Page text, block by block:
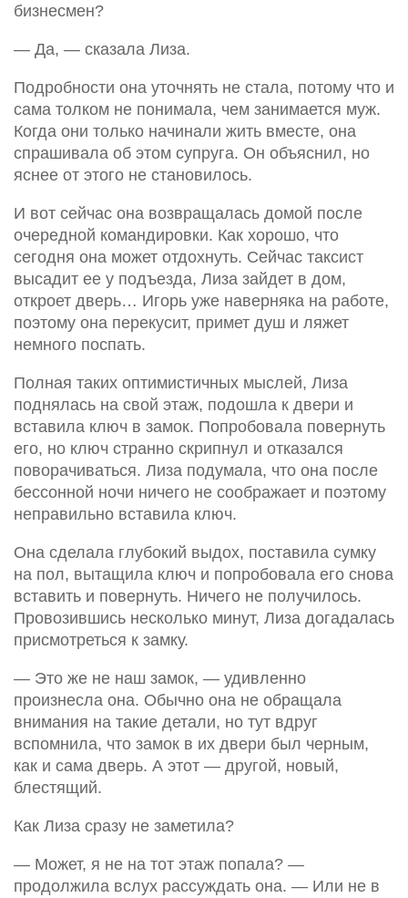
бизнесмен?
— Да, — сказала Лиза.
Подробности она уточнять не стала, потому что и
сама толком не понимала, чем занимается муж.
Когда они только начинали жить вместе, она
спрашивала об этом супруга. Он объяснил, но
яснее от этого не становилось.
И вот сейчас она возвращалась домой после
очередной командировки. Как хорошо, что
сегодня она может отдохнуть. Сейчас таксист
высадит ее у подъезда, Лиза зайдет в дом,
откроет дверь… Игорь уже наверняка на работе,
поэтому она перекусит, примет душ и ляжет
немного поспать.
Полная таких оптимистичных мыслей, Лиза
поднялась на свой этаж, подошла к двери и
вставила ключ в замок. Попробовала повернуть
его, но ключ странно скрипнул и отказался
поворачиваться. Лиза подумала, что она после
бессонной ночи ничего не соображает и поэтому
неправильно вставила ключ.
Она сделала глубокий выдох, поставила сумку
на пол, вытащила ключ и попробовала его снова
вставить и повернуть. Ничего не получилось.
Провозившись несколько минут, Лиза догадалась
присмотреться к замку.
— Это же не наш замок, — удивленно
произнесла она. Обычно она не обращала
внимания на такие детали, но тут вдруг
вспомнила, что замок в их двери был черным,
как и сама дверь. А этот — другой, новый,
блестящий.
Как Лиза сразу не заметила?
— Может, я не на тот этаж попала? —
продолжила вслух рассуждать она. — Или не в